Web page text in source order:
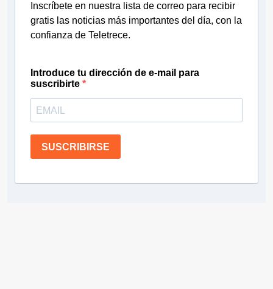
Inscríbete en nuestra lista de correo para recibir
gratis las noticias más importantes del día, con la
confianza de Teletrece.
Introduce tu dirección de e-mail para
suscribirte
SUSCRIBIRSE